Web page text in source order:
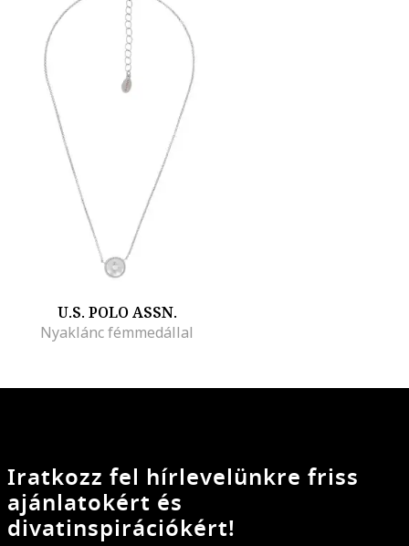
U.S. POLO ASSN.
Nyaklánc fémmedállal
Iratkozz fel hírlevelünkre friss
ajánlatokért és
divatinspirációkért!